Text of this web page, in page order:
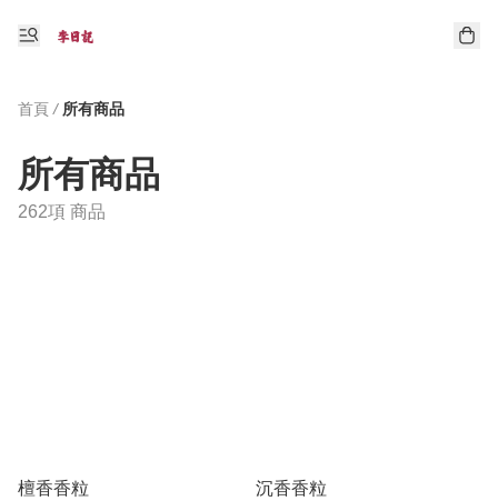
首頁 / 所有商品
所有商品
262項 商品
檀香香粒 沉香香粒